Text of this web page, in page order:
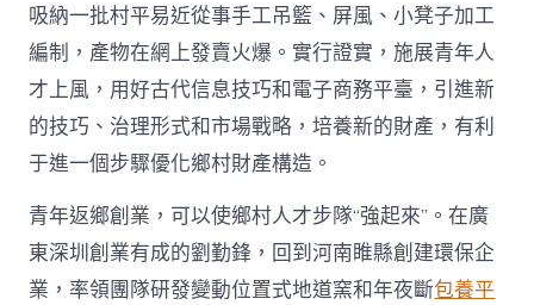
吸納一批村平易近從事手工吊籃、屏風、小凳子加工
編制，產物在網上發賣火爆。實行證實，施展青年人
才上風，用好古代信息技巧和電子商務平臺，引進新
的技巧、治理形式和市場戰略，培養新的財產，有利
于進一個步驟優化鄉村財產構造。
青年返鄉創業，可以使鄉村人才步隊“強起來”。在廣
東深圳創業有成的劉勤鋒，回到河南睢縣創建環保企
業，率領團隊研發變動位置式地道窯和年夜斷包養平